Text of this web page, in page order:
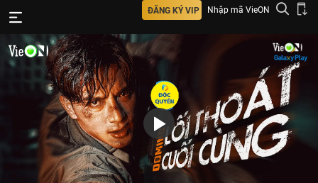
ĐĂNG KÝ VIP Nhập mã VieON